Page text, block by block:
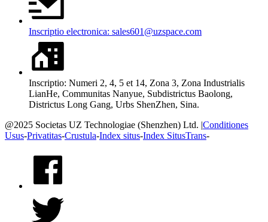
Inscriptio electronica: sales601@uzspace.com
Inscriptio: Numeri 2, 4, 5 et 14, Zona 3, Zona Industrialis
LianHe, Communitas Nanyue, Subdistrictus Baolong,
Districtus Long Gang, Urbs ShenZhen, Sina.
@2025 Societas UZ Technologiae (Shenzhen) Ltd. |Conditiones
Usus-Privatitas-Crustula-Index situs-Index SitusTrans-